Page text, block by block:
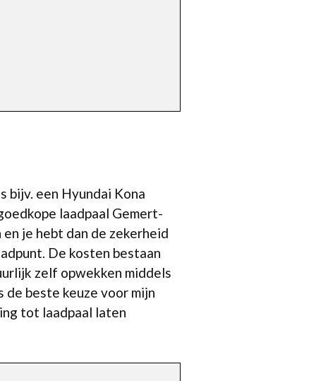
bijv. een Hyundai Kona
laadpaal Gemert-
je hebt dan de zekerheid
De kosten bestaan
zelf opwekken middels
de beste keuze voor mijn
tot laadpaal laten